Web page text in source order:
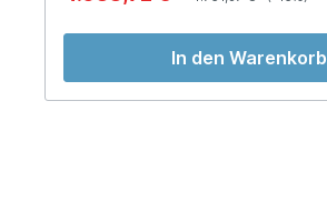
In den Warenkorb